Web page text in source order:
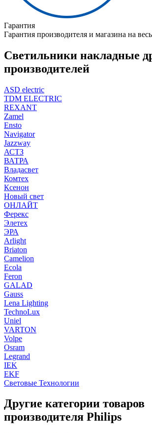
Гарантия
Гарантия производителя и магазина на
Светильники накладные
производителей
ASD electric
TDM ELECTRIC
REXANT
Zamel
Ensto
Navigator
Jazzway
АСТЗ
ВАТРА
Владасвет
Комтех
Ксенон
Новый свет
ОНЛАЙТ
Ферекс
Элетех
ЭРА
Arlight
Briaton
Camelion
Ecola
Feron
GALAD
Gauss
Lena Lighting
TechnoLux
Uniel
VARTON
Volpe
Osram
Legrand
IEK
EKF
Световые Технологии
Другие категории товаров
производителя Philips